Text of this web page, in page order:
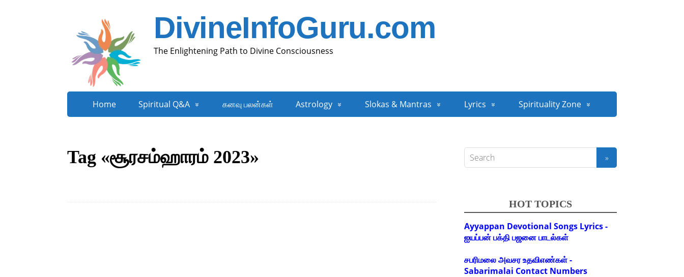
DivineInfoGuru.com
The Enlightening Path to Divine Consciousness
Home Spiritual Q&A கனவு பலன்கள் Astrology Slokas & Mantras Lyrics Spirituality Zone
Tag «சூரசம்ஹாரம் 2023»
HOT TOPICS
Ayyappan Devotional Songs Lyrics -
ஐயப்பன் பக்தி பஜனை பாடல்கள்
சபரிமலை அவசர உதவிஎண்கள் -
Sabarimalai Contact Numbers